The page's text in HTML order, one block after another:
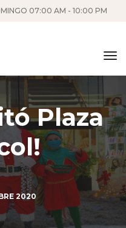
07:00 AM - 10:00 PM
Plaza
2020